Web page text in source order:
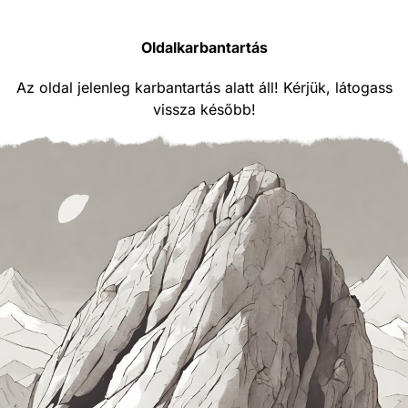
Oldalkarbantartás
Az oldal jelenleg karbantartás alatt áll! Kérjük, látogass
vissza később!